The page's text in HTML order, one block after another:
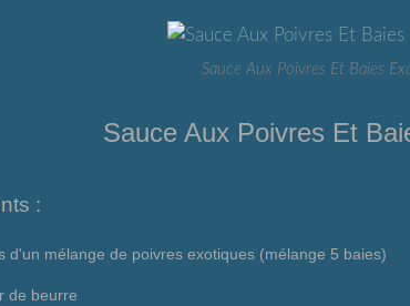
Sauce Aux Poivres Et Baies
Sauce Aux Poivres Et
:
d'un mélange de poivres exotiques (mélange 5 baies)
de beurre